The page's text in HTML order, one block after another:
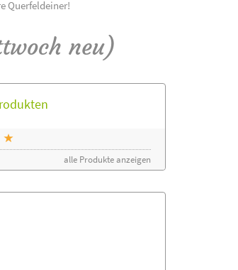
Querfeldeiner!
neu)
alle Produkte anzeigen